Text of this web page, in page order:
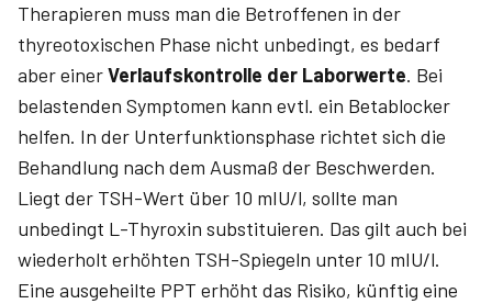
Therapieren muss man die Betroffenen in der
thyreotoxischen Phase nicht unbedingt, es bedarf
aber einerVerlaufskontrolle der Laborwerte. Bei
belastenden Symptomen kann evtl. ein Betablocker
helfen. In der Unterfunktionsphase richtet sich die
Behandlung nach dem Ausmaß der Beschwerden.
Liegt der TSH-Wert über 10 mIU/l, sollte man
unbedingt L-Thyroxin substituieren. Das gilt auch bei
wiederholt erhöhten TSH-Spiegeln unter 10 mIU/l.
Eine ausgeheilte PPT erhöht das Risiko, künftig eine